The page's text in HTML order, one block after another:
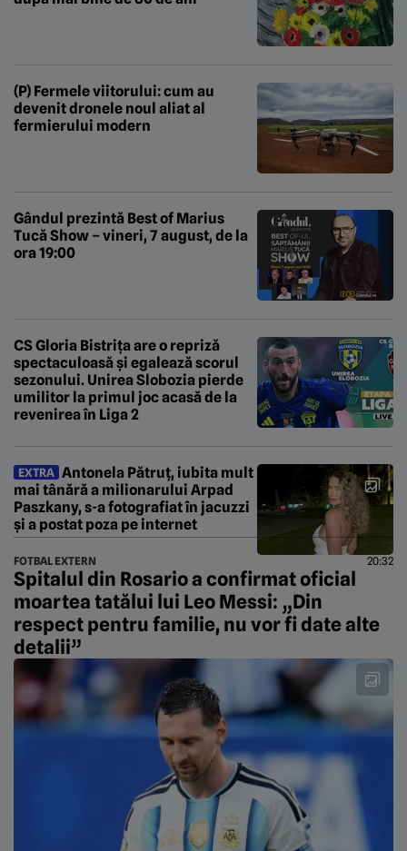
(P) Fermele viitorului: cum au
devenit dronele noul aliat al
fermierului modern
Gândul prezintă Best of Marius
Tucă Show – vineri, 7 august, de la
ora 19:00
CS Gloria Bistrița are o repriză
spectaculoasă și egalează scorul
sezonului. Unirea Slobozia pierde
umilitor la primul joc acasă de la
revenirea în Liga 2
EXTRA Antonela Pătruț, iubita mult
mai tânără a milionarului Arpad
Paszkany, s-a fotografiat în jacuzzi
şi a postat poza pe internet
FOTBAL EXTERN 20:32
Spitalul din Rosario a confirmat oficial
moartea tatălui lui Leo Messi: „Din
respect pentru familie, nu vor fi date alte
detalii”